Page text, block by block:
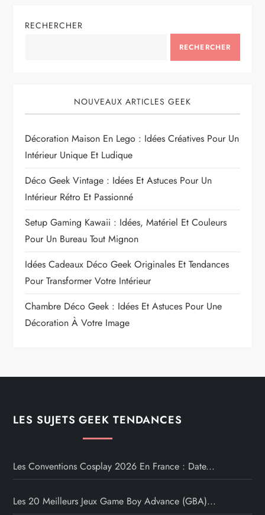
RECHERCHER
RECHERCHER
NOUVEAUX ARTICLES GEEK
Décoration Maison En Lego : Idées Créatives Pour Un
Intérieur Unique Et Ludique
Déco Geek Vintage : Idées Et Astuces Pour Un
Intérieur Rétro Et Passionné
Setup Gaming Kawaii : Idées, Matériel Et Couleurs
Pour Un Bureau Tout Mignon
Idées Cadeaux Déco Geek Originales Et Tendances
Pour Transformer Votre Intérieur
Chambre Déco Geek : Idées Et Astuces Pour Une
Décoration À Votre Image
LES SUJETS GEEK TENDANCES
Les Conventions Cosplay 2026 En France : Date...
Les 20 Meilleurs Jeux Game Boy Advance (GBA)...